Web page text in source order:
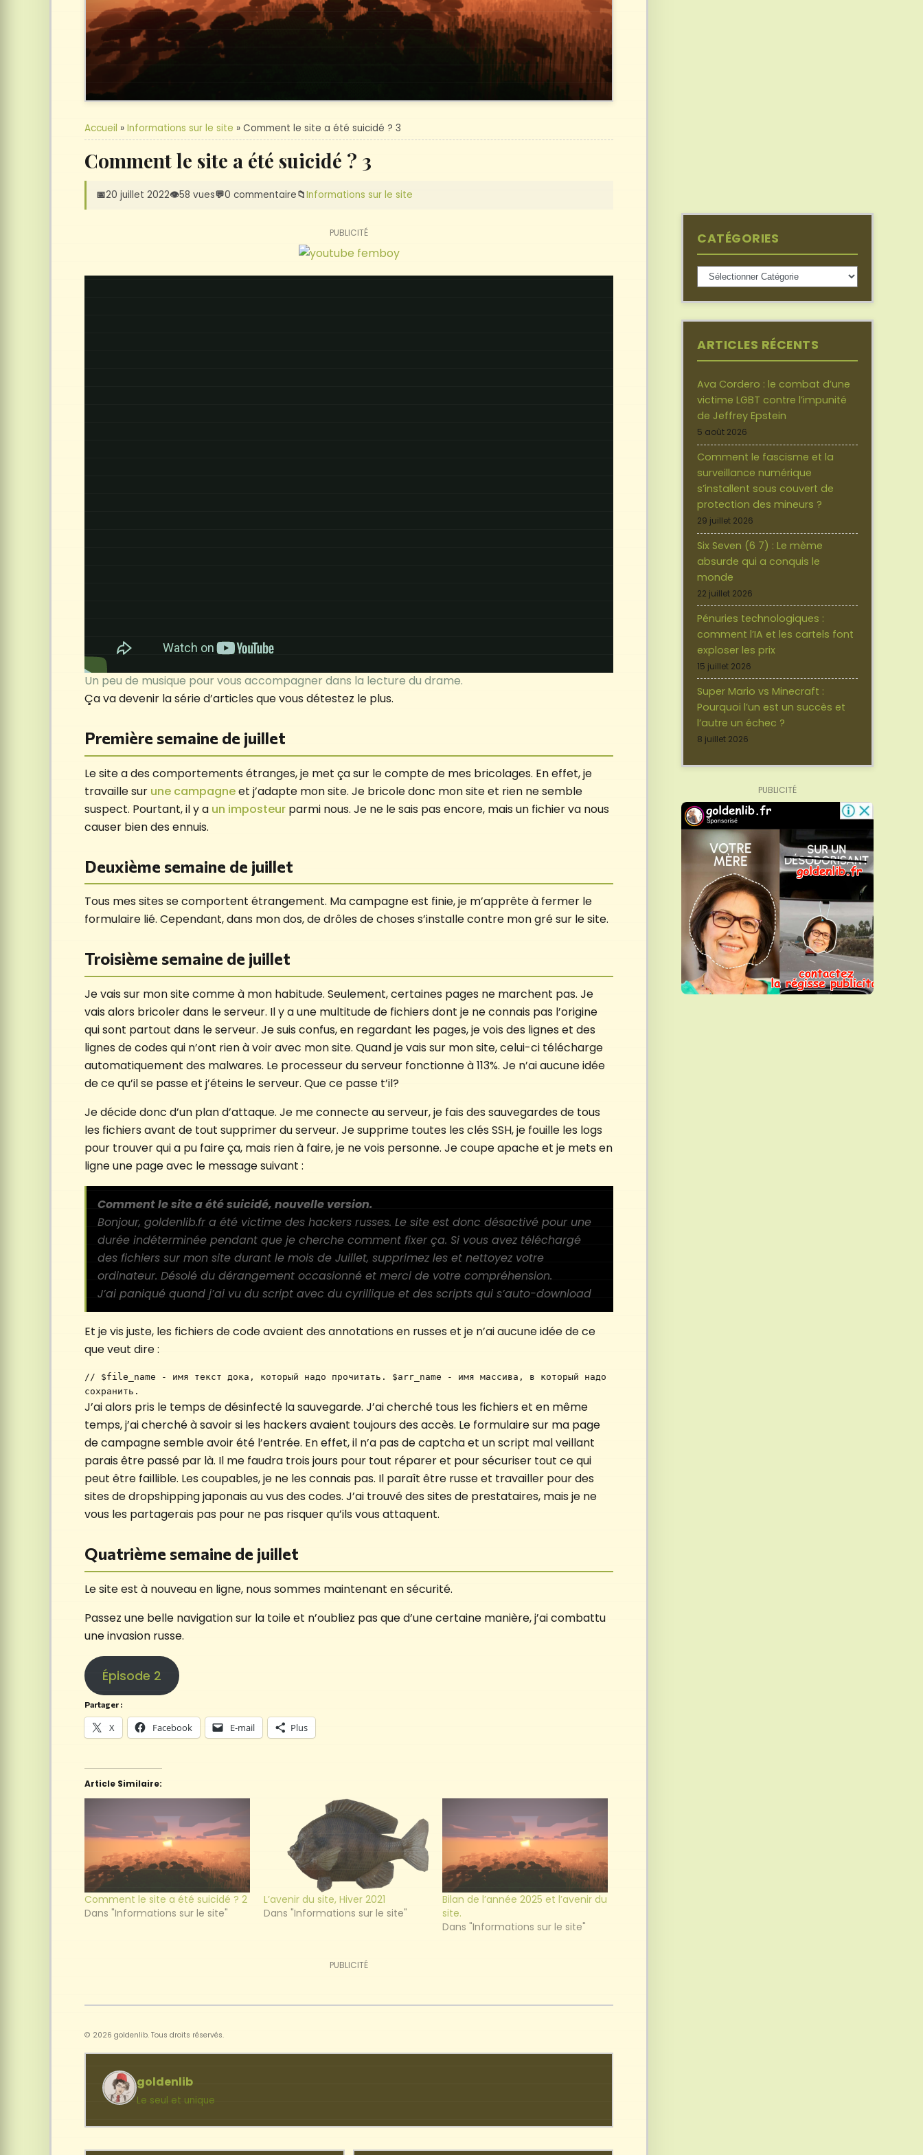
Accueil » Informations sur le site » Comment le site a été suicidé ? 3
Comment le site a été suicidé ? 3
📅20 juillet 2022👁️58 vues💬0 commentaire📁Informations sur le site
PUBLICITÉ
Un peu de musique pour vous accompagner dans la lecture du drame.
Ça va devenir la série d’articles que vous détestez le plus.
Première semaine de juillet
Le site a des comportements étranges, je met ça sur le compte de mes bricolages. En effet, je
travaille sur une campagneet j’adapte mon site. Je bricole donc mon site et rien ne semble
suspect. Pourtant, il y a un imposteur parmi nous. Je ne le sais pas encore, mais un fichier va nous
causer bien des ennuis.
Deuxième semaine de juillet
Tous mes sites se comportent étrangement. Ma campagne est finie, je m’apprête à fermer le
formulaire lié. Cependant, dans mon dos, de drôles de choses s’installe contre mon gré sur le site.
Troisième semaine de juillet
Je vais sur mon site comme à mon habitude. Seulement, certaines pages ne marchent pas. Je
vais alors bricoler dans le serveur. Il y a une multitude de fichiers dont je ne connais pas l’origine
qui sont partout dans le serveur. Je suis confus, en regardant les pages, je vois des lignes et des
lignes de codes qui n’ont rien à voir avec mon site. Quand je vais sur mon site, celui-ci télécharge
automatiquement des malwares. Le processeur du serveur fonctionne à 113%. Je n’ai aucune idée
de ce qu’il se passe et j’éteins le serveur. Que ce passe t’il?
Je décide donc d’un plan d’attaque. Je me connecte au serveur, je fais des sauvegardes de tous
les fichiers avant de tout supprimer du serveur. Je supprime toutes les clés SSH, je fouille les logs
pour trouver qui a pu faire ça, mais rien à faire, je ne vois personne. Je coupe apache et je mets en
ligne une page avec le message suivant :
Comment le site a été suicidé, nouvelle version.
Bonjour, goldenlib.fr a été victime des hackers russes. Le site est donc désactivé pour une
durée indéterminée pendant que je cherche comment fixer ça. Si vous avez téléchargé
des fichiers sur mon site durant le mois de Juillet, supprimez les et nettoyez votre
ordinateur. Désolé du dérangement occasionné et merci de votre compréhension.
J’ai paniqué quand j’ai vu du script avec du cyrillique et des scripts qui s’auto-download
Et je vis juste, les fichiers de code avaient des annotations en russes et je n’ai aucune idée de ce
que veut dire :
// $file_name - имя текст дока, который надо прочитать. $arr_name - имя массива, в который надо
сохранить.
J’ai alors pris le temps de désinfecté la sauvegarde. J’ai cherché tous les fichiers et en même
temps, j’ai cherché à savoir si les hackers avaient toujours des accès. Le formulaire sur ma page
de campagne semble avoir été l’entrée. En effet, il n’a pas de captcha et un script mal veillant
parais être passé par là. Il me faudra trois jours pour tout réparer et pour sécuriser tout ce qui
peut être faillible. Les coupables, je ne les connais pas. Il paraît être russe et travailler pour des
sites de dropshipping japonais au vus des codes. J’ai trouvé des sites de prestataires, mais je ne
vous les partagerais pas pour ne pas risquer qu’ils vous attaquent.
Quatrième semaine de juillet
Le site est à nouveau en ligne, nous sommes maintenant en sécurité.
Passez une belle navigation sur la toile et n’oubliez pas que d’une certaine manière, j’ai combattu
une invasion russe.
Épisode 2
Partager :
X Facebook E-mail Plus
Article Similaire:
Comment le site a été suicidé ? 2
Dans "Informations sur le site"
L’avenir du site, Hiver 2021
Dans "Informations sur le site"
Bilan de l’année 2025 et l’avenir du
site.
Dans "Informations sur le site"
PUBLICITÉ
© 2026 goldenlib. Tous droits réservés.
goldenlib
Le seul et unique
CATÉGORIES
ARTICLES RÉCENTS
Ava Cordero : le combat d’une
victime LGBT contre l’impunité
de Jeffrey Epstein
5 août 2026
Comment le fascisme et la
surveillance numérique
s’installent sous couvert de
protection des mineurs ?
29 juillet 2026
Six Seven (6 7) : Le mème
absurde qui a conquis le
monde
22 juillet 2026
Pénuries technologiques :
comment l’IA et les cartels font
exploser les prix
15 juillet 2026
Super Mario vs Minecraft :
Pourquoi l’un est un succès et
l’autre un échec ?
8 juillet 2026
PUBLICITÉ